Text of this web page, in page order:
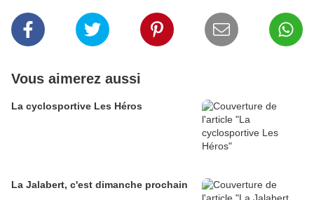
Vous aimerez aussi
La cyclosportive Les Héros
La Jalabert, c'est dimanche prochain